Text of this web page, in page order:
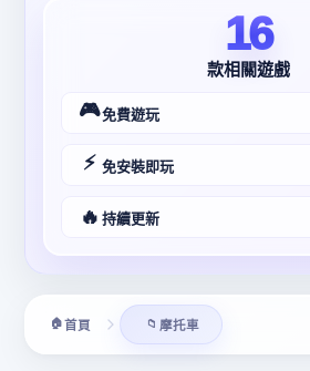
16
款相關遊戲
🎮免費遊玩
⚡ 免安裝即玩
🔥 持續更新
🏠首頁 📁 摩托車